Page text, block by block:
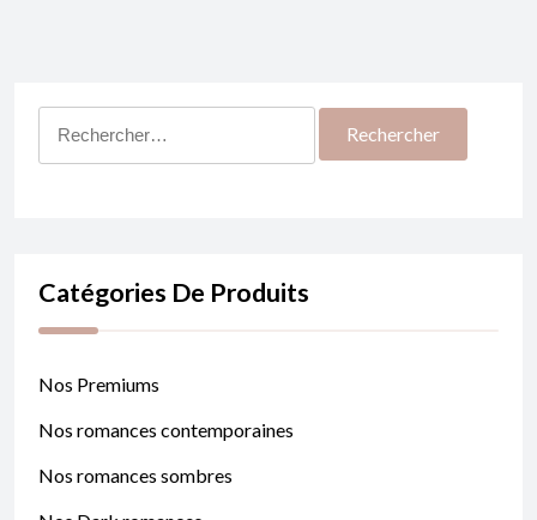
Catégories De Produits
Nos Premiums
Nos romances contemporaines
Nos romances sombres